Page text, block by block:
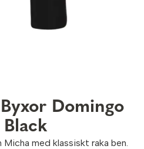
Domingo
med klassiskt raka ben.